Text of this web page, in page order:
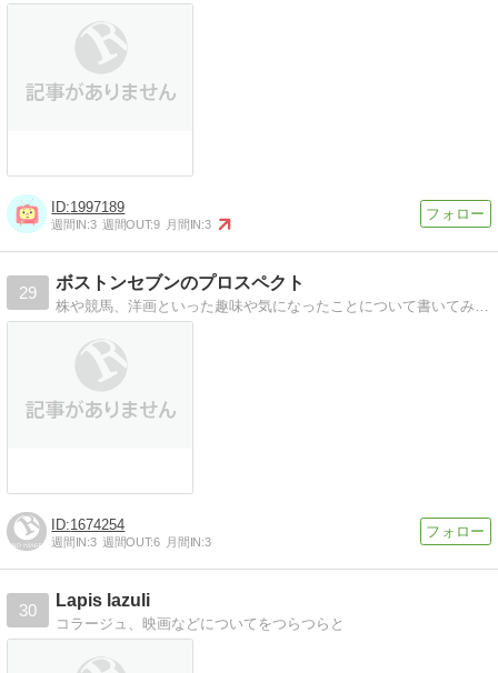
1997189
週間IN:3 週間OUT:9 月間IN:3
29
ボストンセブンのプロスペクト
株や競馬、洋画といった趣味や気になったことについて書いてみようかと思っています。*2014年8月、fc2からお引っ越し
1674254
週間IN:3 週間OUT:6 月間IN:3
30
Lapis lazuli
コラージュ、映画などについてをつらつらと